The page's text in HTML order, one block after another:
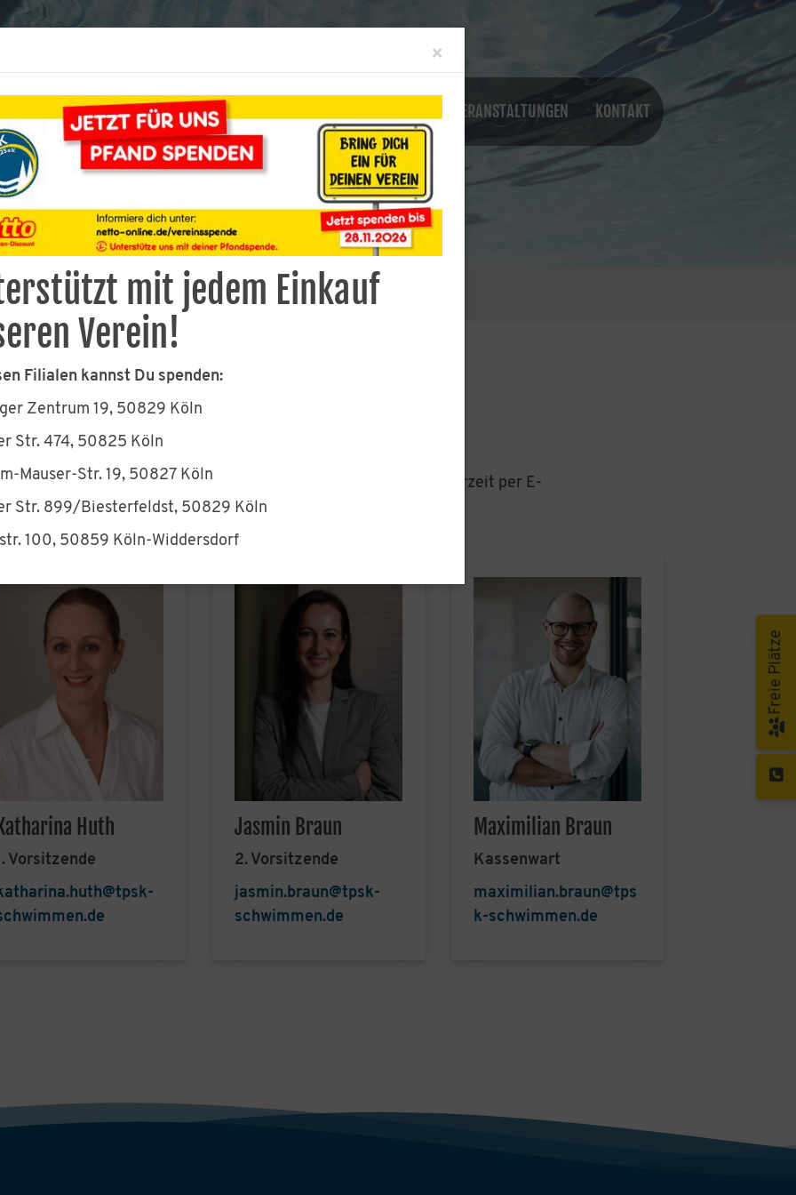
VEREIN AKTUELLES VERANSTALTUNGEN KONTAKT
Förderverein Schwimmen Unser Team
Team
Wünschen oder Anregungen sprechen Sie uns gerne jederzeit per E-
foerderverein@tpsk-schwimmen.dean!
Katharina Huth
Vorsitzende
Jasmin Braun
2. Vorsitzende
jasmin.braun@tpsk-
schwimmen.de
Maximilian Braun
Kassenwart
maximilian.braun@tps
k-schwimmen.de
Freie Plätze
×
mit jedem Einkauf
Verein!
Filialen kannst Du spenden:
Zentrum 19, 50829 Köln
Str. 474, 50825 Köln
Mauser-Str. 19, 50827 Köln
Str. 899/Biesterfeldst, 50829 Köln
100, 50859 Köln-Widdersdorf